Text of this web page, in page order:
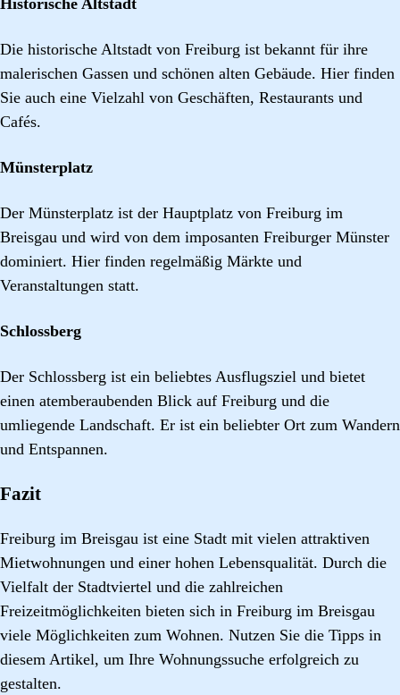
Historische Altstadt
Die historische Altstadt von Freiburg ist bekannt für ihre
malerischen Gassen und schönen alten Gebäude. Hier finden
Sie auch eine Vielzahl von Geschäften, Restaurants und
Cafés.
Münsterplatz
Der Münsterplatz ist der Hauptplatz von Freiburg im
Breisgau und wird von dem imposanten Freiburger Münster
dominiert. Hier finden regelmäßig Märkte und
Veranstaltungen statt.
Schlossberg
Der Schlossberg ist ein beliebtes Ausflugsziel und bietet
einen atemberaubenden Blick auf Freiburg und die
umliegende Landschaft. Er ist ein beliebter Ort zum Wandern
und Entspannen.
Fazit
Freiburg im Breisgau ist eine Stadt mit vielen attraktiven
Mietwohnungen und einer hohen Lebensqualität. Durch die
Vielfalt der Stadtviertel und die zahlreichen
Freizeitmöglichkeiten bieten sich in Freiburg im Breisgau
viele Möglichkeiten zum Wohnen. Nutzen Sie die Tipps in
diesem Artikel, um Ihre Wohnungssuche erfolgreich zu
gestalten.